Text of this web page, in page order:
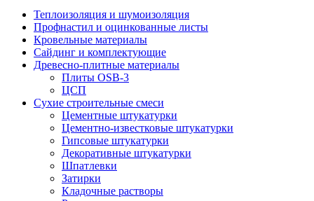
Теплоизоляция и шумоизоляция
Профнастил и оцинкованные листы
Кровельные материалы
Сайдинг и комплектующие
Древесно-плитные материалы
Плиты OSB-3
ЦСП
Сухие строительные смеси
Цементные штукатурки
Цементно-известковые штукатурки
Гипсовые штукатурки
Декоративные штукатурки
Шпатлевки
Затирки
Кладочные растворы